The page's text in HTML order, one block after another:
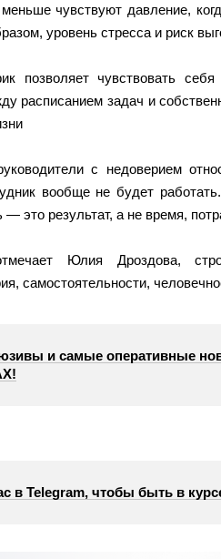
чувствуют давление,
уровень стресса и риск
позволяет чувствовать
расписанием задач и
с недоверием
вообще не будет
— это результат, а не время,
Юлия Дроздова,
самостоятельности,
и самые оперативные
в Telegram, чтобы быть в